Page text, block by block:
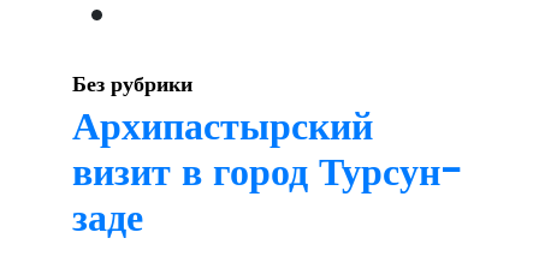
в
Душанбе
Без рубрики
Архипастырский
визит в город Турсун-
заде